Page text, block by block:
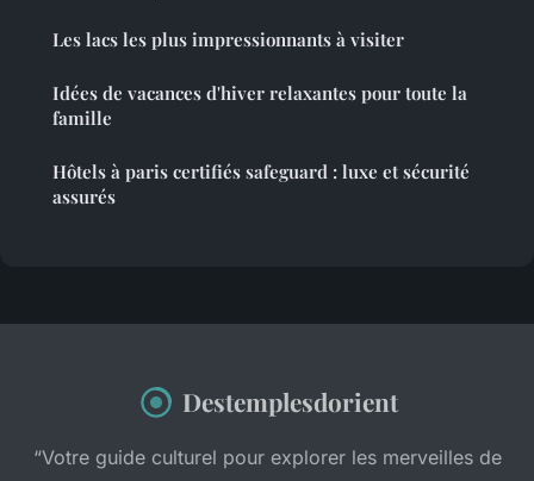
Les lacs les plus impressionnants à visiter
Idées de vacances d'hiver relaxantes pour toute la
famille
Hôtels à paris certifiés safeguard : luxe et sécurité
assurés
Destemplesdorient
“Votre guide culturel pour explorer les merveilles de